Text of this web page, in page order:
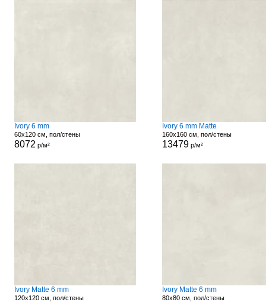
Ivory 6 mm
60x120 см, пол/стены
8072 р/м²
Ivory 6 mm Matte
160x160 см, пол/стены
13479р/м²
Ivory Matte 6 mm
120x120 см, пол/стены
Ivory Matte 6 mm
80x80 см, пол/стены